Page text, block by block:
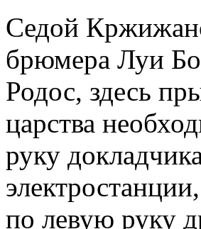
Седой
брюмера Луи
Родос, здесь
царства
руку
по левую руку